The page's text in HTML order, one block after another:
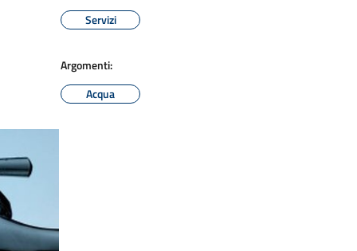
Servizi
Argomenti:
Acqua